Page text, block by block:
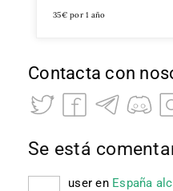
35€ por 1 año
Contacta con
Se está
user en España